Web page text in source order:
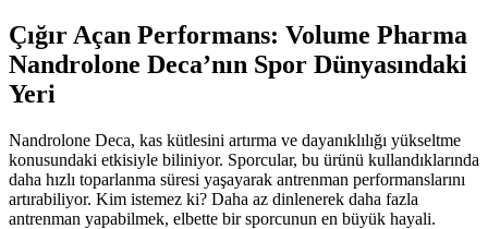
Çığır Açan Performans: Volume Pharma
Nandrolone Deca’nın Spor Dünyasındaki
Yeri
Nandrolone Deca, kas kütlesini artırma ve dayanıklılığı yükseltme
konusundaki etkisiyle biliniyor. Sporcular, bu ürünü kullandıklarında
daha hızlı toparlanma süresi yaşayarak antrenman performanslarını
artırabiliyor. Kim istemez ki? Daha az dinlenerek daha fazla
antrenman yapabilmek, elbette bir sporcunun en büyük hayali.